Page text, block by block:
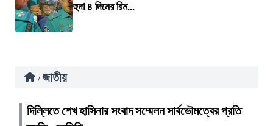
হুদা ৪ দিনের রিম...
/ জাতীয়
দিল্লিতে শেখ হাসিনার সংবাদ সম্মেলন সার্বভৌমত্বের প্রতি